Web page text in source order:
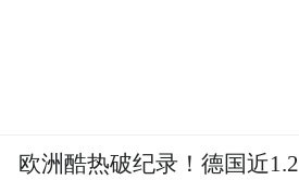
欧洲酷热破纪录！德国近1.2